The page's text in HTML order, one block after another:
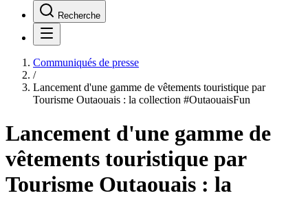
Recherche
Communiqués de presse
/
​​​​​​Lancement d'une gamme de vêtements touristique par
Tourisme Outaouais : la collection #OutaouaisFun
​​​​​​Lancement d'une gamme de
vêtements touristique par
Tourisme Outaouais : la